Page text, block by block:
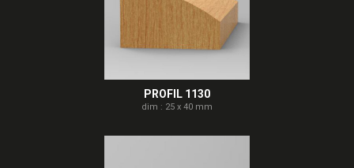
PROFIL 1130
dim : 25 x 40 mm